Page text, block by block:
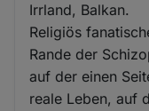
Irrland, Balkan.
Religiös
Rande der
auf der einen
reale Leben, auf